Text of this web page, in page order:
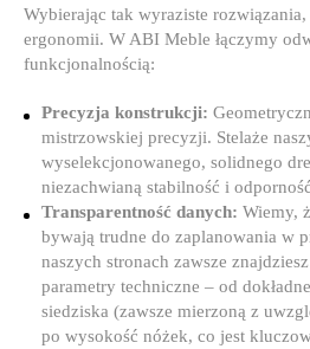
Wybierając tak wyraziste
ergonomii. W ABI Meble łączymy
funkcjonalnością:
Precyzja konstrukcji:
mistrzowskiej precyzji. Stelaże
wyselekcjonowanego, solidnego
niezachwianą stabilność i
Transparentność danych: Wiemy,
bywają trudne do zaplanowania w
naszych stronach zawsze
parametry techniczne – od
siedziska (zawsze mierzoną z
po wysokość nóżek, co jest